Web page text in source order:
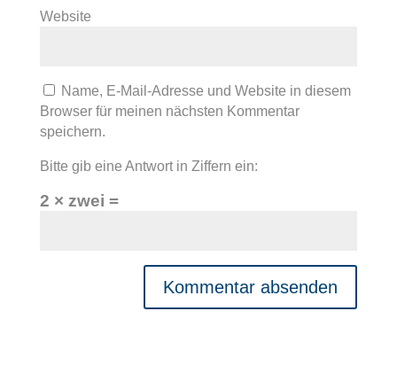
Website
Name, E-Mail-Adresse und Website in diesem
Browser für meinen nächsten Kommentar
speichern.
Bitte gib eine Antwort in Ziffern ein:
2 × zwei =